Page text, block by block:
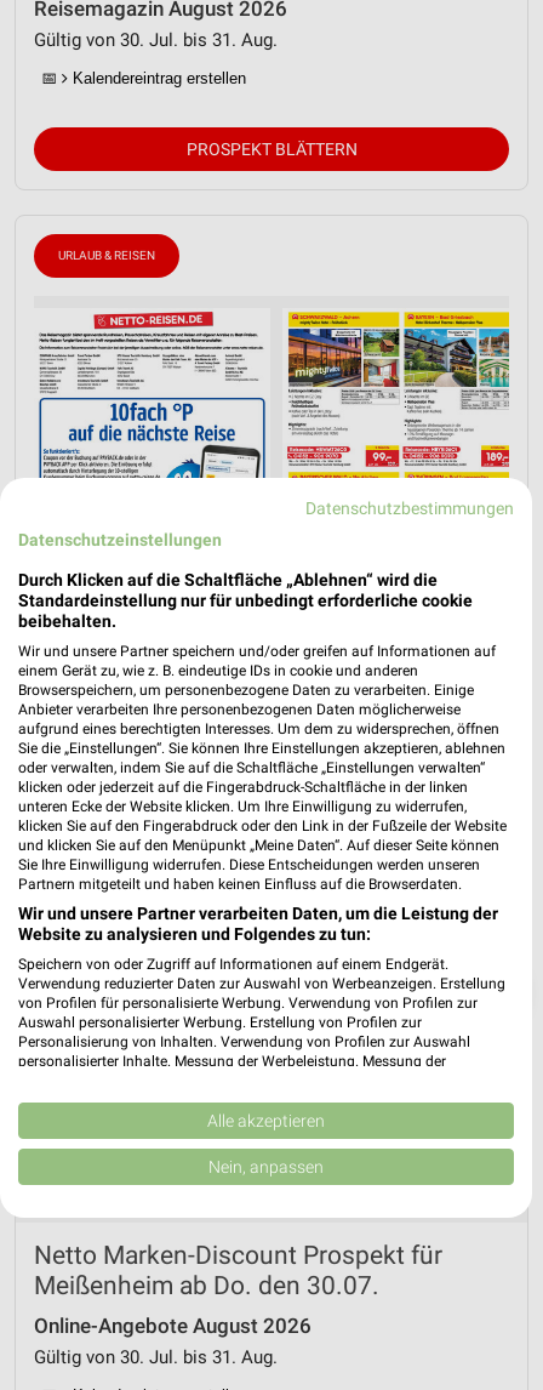
Reisemagazin August 2026
Gültig von 30. Jul. bis 31. Aug.
📅 Kalendereintrag erstellen
PROSPEKT BLÄTTERN
URLAUB & REISEN
Jetzt alle "Urlaub & Reisen" Themen entdecken!
❯
Netto Marken-Discount Prospekt für
Meißenheim ab Do. den 30.07.
Online-Angebote August 2026
Gültig von 30. Jul. bis 31. Aug.
Datenschutzbestimmungen
Datenschutzeinstellungen
Durch Klicken auf die Schaltfläche „Ablehnen“ wird die
Standardeinstellung nur für unbedingt erforderliche cookie
beibehalten.
Wir und unsere Partner speichern und/oder greifen auf Informationen auf
einem Gerät zu, wie z. B. eindeutige IDs in cookie und anderen
Browserspeichern, um personenbezogene Daten zu verarbeiten. Einige
Anbieter verarbeiten Ihre personenbezogenen Daten möglicherweise
aufgrund eines berechtigten Interesses. Um dem zu widersprechen, öffnen
Sie die „Einstellungen“. Sie können Ihre Einstellungen akzeptieren, ablehnen
oder verwalten, indem Sie auf die Schaltfläche „Einstellungen verwalten“
klicken oder jederzeit auf die Fingerabdruck-Schaltfläche in der linken
unteren Ecke der Website klicken. Um Ihre Einwilligung zu widerrufen,
klicken Sie auf den Fingerabdruck oder den Link in der Fußzeile der Website
und klicken Sie auf den Menüpunkt „Meine Daten“. Auf dieser Seite können
Sie Ihre Einwilligung widerrufen. Diese Entscheidungen werden unseren
Partnern mitgeteilt und haben keinen Einfluss auf die Browserdaten.
Wir und unsere Partner verarbeiten Daten, um die Leistung der
Website zu analysieren und Folgendes zu tun:
Speichern von oder Zugriff auf Informationen auf einem Endgerät.
Verwendung reduzierter Daten zur Auswahl von Werbeanzeigen. Erstellung
von Profilen für personalisierte Werbung. Verwendung von Profilen zur
Auswahl personalisierter Werbung. Erstellung von Profilen zur
Personalisierung von Inhalten. Verwendung von Profilen zur Auswahl
personalisierter Inhalte. Messung der Werbeleistung. Messung der
Kombinationen von Daten aus verschiedenen Quellen. Entwicklung und
Verbesserung der Angebote. Verwendung reduzierter Daten zur Auswahl
von Inhalten.
Daten können außerhalb der Europäischen Union weitergegeben und in die
Website/App.
Partnerliste anzeigen (1 IAB-Anbieter)
Wir nutzen Ihre Daten für folgende Zwecke:
IAB-Verarbeitungszwecke:
Speichern von oder Zugriff auf Informationen
auf einem Endgerät
Alle akzeptieren
Nein, anpassen